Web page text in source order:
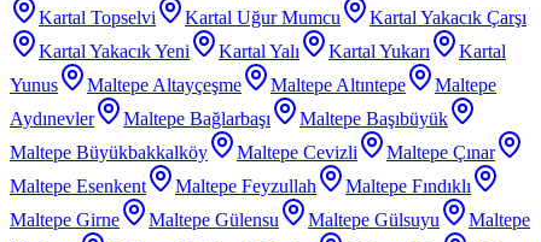
Kartal Topselvi
Kartal Uğur Mumcu
Kartal Yakacık Çarşı
Kartal Yakacık Yeni
Kartal Yalı Kartal Yukarı
Kartal
Yunus
Maltepe Altayçeşme Maltepe Altıntepe
Maltepe
Aydınevler
Maltepe Bağlarbaşı
Maltepe Başıbüyük
Maltepe Büyükbakkalköy
Maltepe Cevizli
Maltepe Çınar
Maltepe Esenkent
Maltepe Feyzullah
Maltepe Fındıklı
Maltepe Girne
Maltepe Gülensu Maltepe Gülsuyu
Maltepe